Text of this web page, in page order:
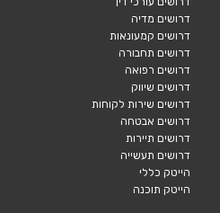
דרושים מדיה
דרושים קמעונאות
דרושים תחבורה
דרושים רפואה
דרושים שיווק
דרושים שירות לקוחות
דרושים אבטחה
דרושים תיירות
דרושים תעשייה
הייטק כללי
הייטק תוכנה